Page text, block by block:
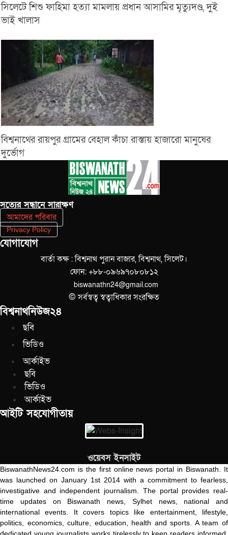
সিলেটে শিশু ফাহিমা হত্যা মামলায় প্রধান আসামির মৃত্যুদণ্ড, দুই
ভাই খালাস
বিশ্বনাথের রায়পুর গ্রামের বেহাল কাঁচা রাস্তায় হাজারো মানুষের
দুর্ভোগ
সত‌্যের সন্ধানে সারাক্ষণ
আমাদের পরিবার
Privacy Policy
যোগাযোগ
বার্তা কক্ষ : বিশ্বনাথ পুরান বাজার, বিশ্বনাথ, সিলেট।
ফোন: +৮৮-০৯৬৯৭০৮০৮১২
biswanathn24@gmail.com
© সর্বস্বত্ব স্বত্বাধিকার সংরক্ষিত
বিশ্বনাথনিউজ২৪
ছবি
ভিডিও
আর্কাইভ
ছবি
ভিডিও
আর্কাইভ
আইটি সহযোগীতায়
ওয়েবস ইনসাইট
BiswanathNews24.com is the first online news portal in Biswanath. It
was launched on January 1st 2014 with a commitment to fearless,
investigative and independent journalism. The portal provides real-
time updates on Biswanath news, Sylhet news, national and
international events. It covers topics like entertainment, lifestyle,
politics, economics, culture, education, health and sports. A team of